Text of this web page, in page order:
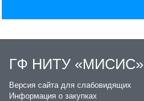
ГФ НИТУ «МИСИС»
​Версия сайта для слабовидящих
Информация о закупках